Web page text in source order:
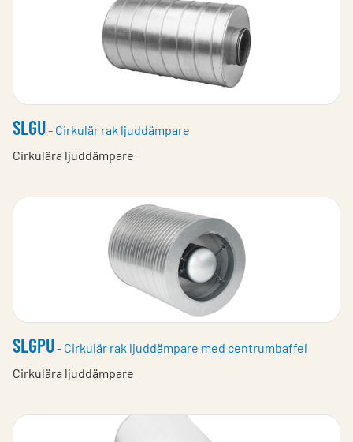
SLGU- Cirkulär rak ljuddämpare
Cirkulära ljuddämpare
SLGPU- Cirkulär rak ljuddämpare med centrumbaffel
Cirkulära ljuddämpare